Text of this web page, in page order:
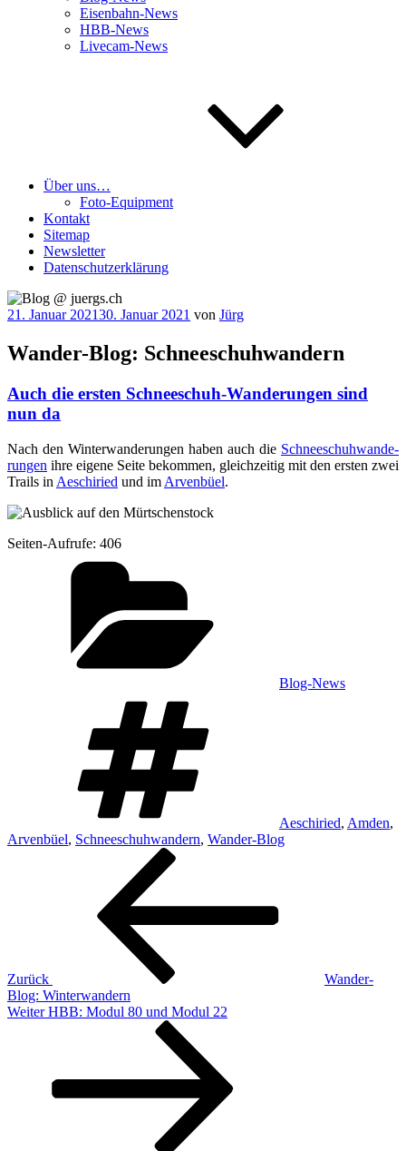
Eisenbahn-News
HBB-News
Livecam-News
Über uns…
Foto-Equipment
Kontakt
Sitemap
Newsletter
Datenschutzerklärung
Veröffentlicht
21. Januar 202130. Januar 2021 von Jürg
Wander-Blog: Schneeschuhwandern
Auch die ersten Schneeschuh-Wanderungen sind
nun da
Nach den Win­ter­wan­de­run­gen haben auch die Schnee­schuh­wan­de­
run­gen ihre eige­ne Sei­te bekom­men, gleich­zei­tig mit den ers­ten zwei
Trails in Aeschi­ried und im Arven­büel.
Sei­ten-Auf­ru­fe: 406
Blog-News
Aeschiried, Amden,
Arvenbüel, Schneeschuhwandern, Wander-Blog
Beitragsnavigation
Zurück
Wander-
Blog: Winterwandern
Nächster
Weiter HBB: Modul 80 und Modul 22